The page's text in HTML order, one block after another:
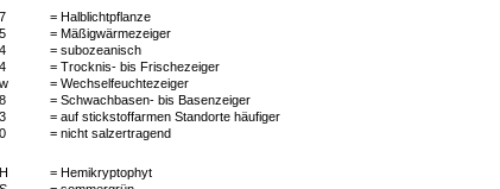
7
= Halblichtpflanze
5
= Mäßigwärmezeiger
4
= subozeanisch
4
= Trocknis- bis Frischezeiger
w
= Wechselfeuchtezeiger
8
= Schwachbasen- bis Basenzeiger
3
= auf stickstoffarmen Standorte häufiger
0 = nicht salzertragend
H
= Hemikryptophyt